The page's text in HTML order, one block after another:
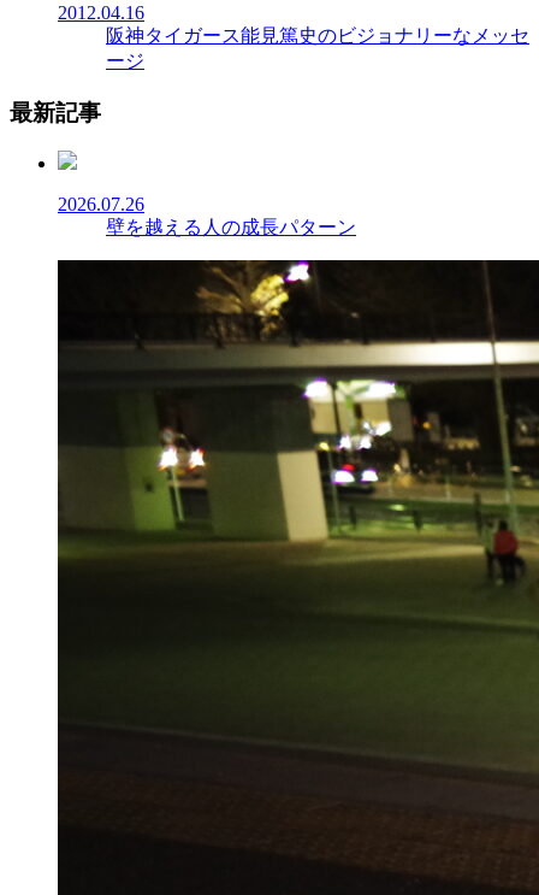
2012.04.16
阪神タイガース能見篤史のビジョナリーなメッセ
ージ
最新記事
2026.07.26
壁を越える人の成長パターン